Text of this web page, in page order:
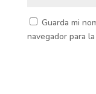
Guarda mi
navegador para